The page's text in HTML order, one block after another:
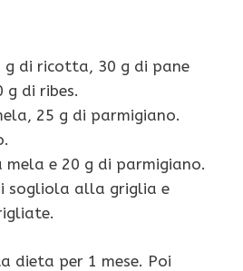
g di ricotta, 30 g di pane
g di ribes.
25 g di parmigiano.
mela e 20 g di parmigiano.
sogliola alla griglia e
dieta per 1 mese. Poi